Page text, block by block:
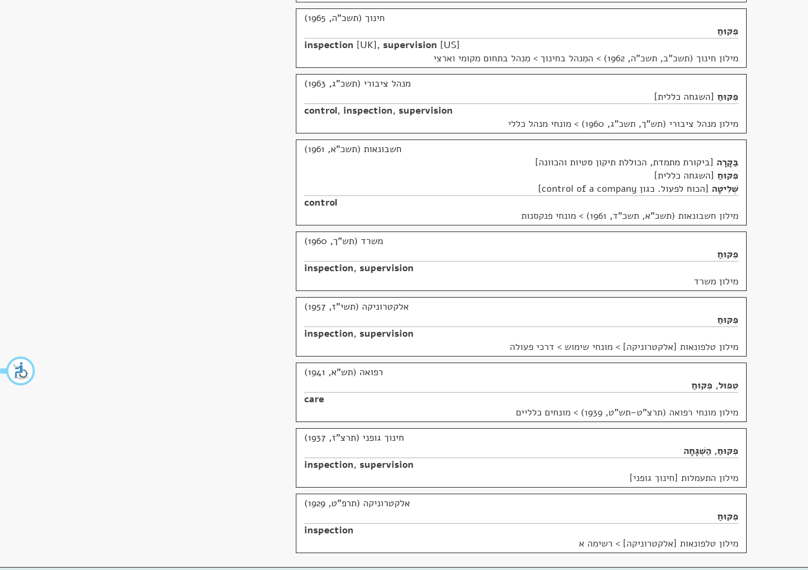
חינוך (תשכ"ה, 1965)
פִּקּוּחַ
inspection UK , supervision US
מילון חינוך (תשכ"ב, תשכ"ה, 1962)
> המִנהל בחינוך > מִנהל בתחום מקומי וארצי
מנהל ציבורי (תשכ"ג, 1963)
פִּקּוּחַ השגחה כללית
control, inspection, supervision
מילון מנהל ציבורי (תש"ך, תשכ"ג, 1960)
> מונחי מנהל כללי
חשבונאות (תשכ"א, 1961)
בַּקָּרָה ביקורת מתמדת, הכוללת תיקון סטיות והכוונה
פִּקּוּחַ השגחה כללית
שְׁלִיטָה הכוח לפעול. כגון control of a company
control
מילון חשבונאות (תשכ"א, תשכ"ד, 1961)
> מונחי פנקסנות
משרד (תש"ך, 1960)
פִּקּוּחַ
inspection, supervision
מילון משרד
אלקטרוניקה (תשי"ז, 1957)
פִּקּוּחַ
inspection, supervision
מילון טלפונאות [אלקטרוניקה] > מונחי שימוש > דרכי פעולה
רפואה (תש"א, 1941)
טִפּוּל, פִּקּוּחַ
care
מילון מונחי רפואה (תרצ"ט–תש"ט, 1939)
> מונחים כלליים
חינוך גופני (תרצ"ז, 1937)
פִּקּוּחַ, הַשְׁגָּחָה
inspection, supervision
מילון התעמלות [חינוך גופני]
אלקטרוניקה (תרפ"ט, 1929)
פִּקּוּחַ
inspection
מילון טלפונאות [אלקטרוניקה] > רשימה א